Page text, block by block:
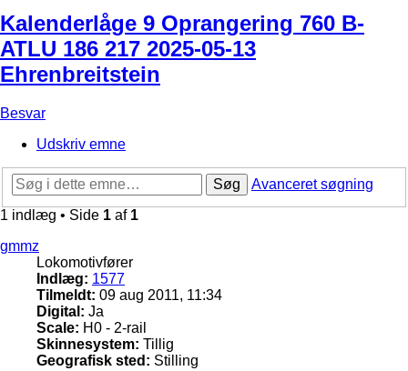
Kalenderlåge 9 Oprangering 760 B-
ATLU 186 217 2025-05-13
Ehrenbreitstein
Besvar
Udskriv emne
Søg
Avanceret søgning
1 indlæg • Side 1 af 1
gmmz
Lokomotivfører
Indlæg: 1577
Tilmeldt: 09 aug 2011, 11:34
Digital: Ja
Scale: H0 - 2-rail
Skinnesystem: Tillig
Geografisk sted: Stilling